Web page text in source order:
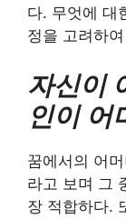
다. 무엇에 대
정을 고려하
자신이
인이 어
꿈에서의 어
라고 보며 그
장 적합하다.